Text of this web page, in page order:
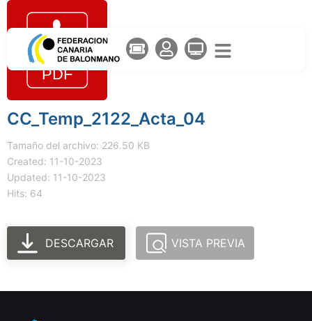
CC_Temp_2122_Acta_04
Tamaño del archivo: 226.50 KB
Created: 11-10-2023
Updated: 11-10-2023
Hits: 64
DESCARGAR VISTA PREVIA